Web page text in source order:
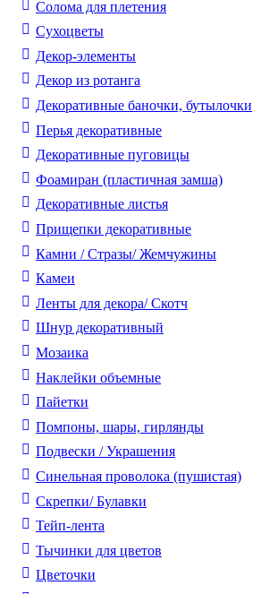
Солома для плетения
Cухоцветы
Декор-элементы
Декор из ротанга
Декоративные баночки, бутылочки
Перья декоративные
Декоративные пуговицы
Фоамиран (пластичная замша)
Декоративные листья
Прищепки декоративные
Камни / Cтразы/ Жемчужины
Камеи
Ленты для декора/ Скотч
Шнур декоративный
Мозаика
Наклейки объемные
Пайетки
Помпоны, шары, гирлянды
Подвески / Украшения
Синельная проволока (пушистая)
Скрепки/ Булавки
Тейп-лента
Тычинки для цветов
Цветочки